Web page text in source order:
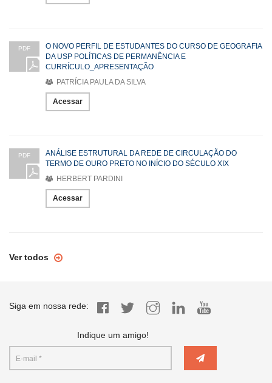
PDF
O NOVO PERFIL DE ESTUDANTES DO CURSO DE GEOGRAFIA
DA USP POLÍTICAS DE PERMANÊNCIA E
CURRÍCULO_APRESENTAÇÃO
PATRÍCIA PAULA DA SILVA
Acessar
PDF
ANÁLISE ESTRUTURAL DA REDE DE CIRCULAÇÃO DO
TERMO DE OURO PRETO NO INÍCIO DO SÉCULO XIX
HERBERT PARDINI
Acessar
Ver todos
Siga em nossa rede:
Indique um amigo!